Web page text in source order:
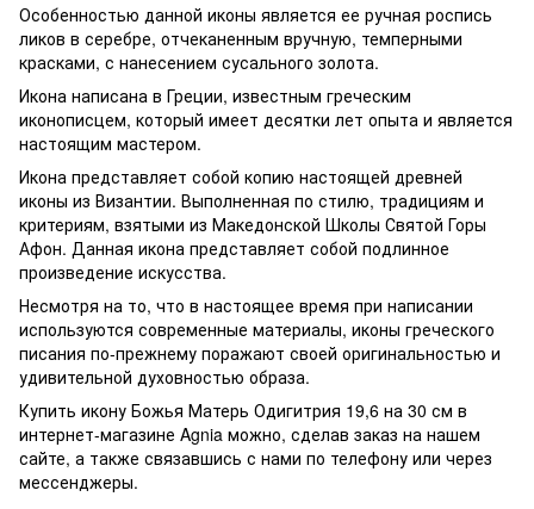
Особенностью данной иконы является ее ручная роспись
ликов в серебре, отчеканенным вручную, темперными
красками, с нанесением сусального золота.
Икона написана в Греции, известным греческим
иконописцем, который имеет десятки лет опыта и является
настоящим мастером.
Икона представляет собой копию настоящей древней
иконы из Византии. Выполненная по стилю, традициям и
критериям, взятыми из Македонской Школы Святой Горы
Афон. Данная икона представляет собой подлинное
произведение искусства.
Несмотря на то, что в настоящее время при написании
используются современные материалы, иконы греческого
писания по-прежнему поражают своей оригинальностью и
удивительной духовностью образа.
Купить икону Божья Матерь Одигитрия 19,6 на 30 см в
интернет-магазине Agnia можно, сделав заказ на нашем
сайте, а также связавшись с нами по телефону или через
мессенджеры.